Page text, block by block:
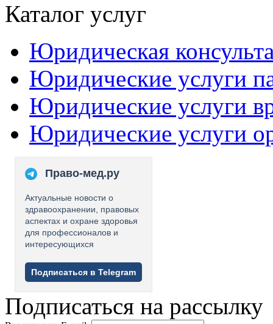
Каталог услуг
Юридическая
Юридические услуги
Юридические услуги
Юридические услуги
Право-мед.ру
Актуальные новости о
здравоохранении, правовых
аспектах и охране здоровья
для профессионалов и
интересующихся
Подписаться в Telegram
Подписаться на рассылку